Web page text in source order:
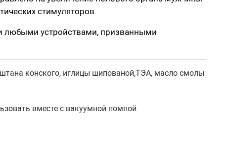
Экстендеры-увеличение члена
Упаковка, батарейки
стимуляторов.
любыми устройствами, призванными
конского, иглицы шипованой,ТЭА, масло смолы
вместе с вакуумной помпой.